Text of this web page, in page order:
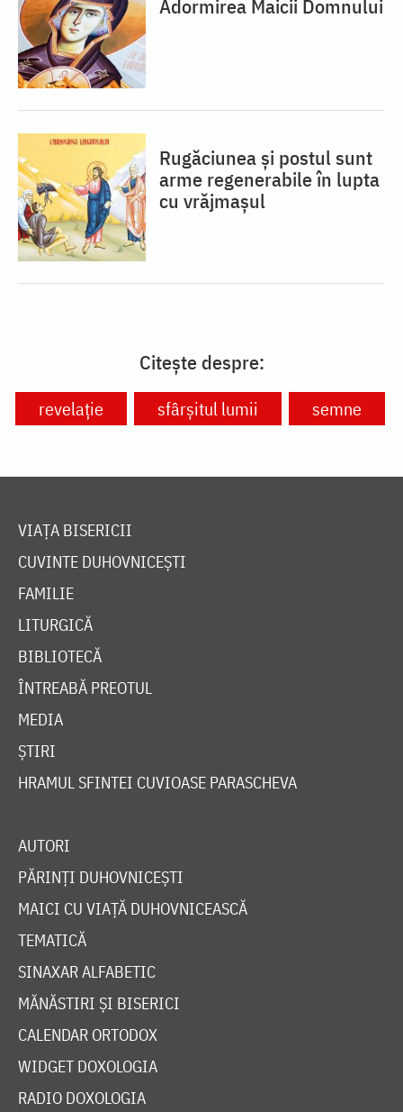
Adormirea Maicii Domnului
Rugăciunea și postul sunt
arme regenerabile în lupta
cu vrăjmașul
Citește despre:
revelație sfârșitul lumii semne
VIAȚA BISERICII
CUVINTE DUHOVNICEȘTI
FAMILIE
LITURGICĂ
BIBLIOTECĂ
ÎNTREABĂ PREOTUL
MEDIA
ȘTIRI
HRAMUL SFINTEI CUVIOASE PARASCHEVA
AUTORI
PĂRINȚI DUHOVNICEȘTI
MAICI CU VIAȚĂ DUHOVNICEASCĂ
TEMATICĂ
SINAXAR ALFABETIC
MĂNĂSTIRI ȘI BISERICI
CALENDAR ORTODOX
WIDGET DOXOLOGIA
RADIO DOXOLOGIA